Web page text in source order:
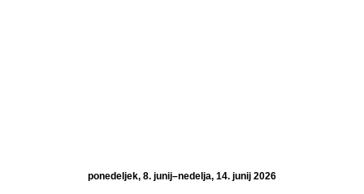
ponedeljek, 8. junij–nedelja, 14. junij 2026